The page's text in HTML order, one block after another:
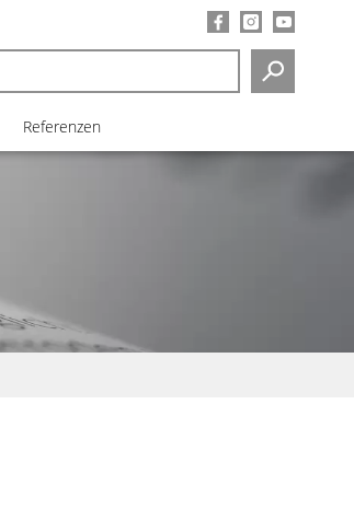
SUCHEN
Referenzen